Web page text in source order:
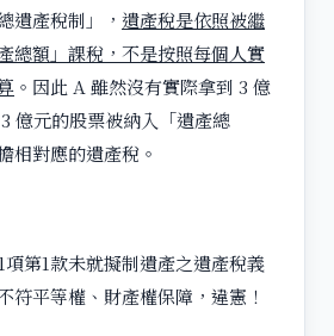
遺產稅制」， 遺產稅是依照被繼
總額」課稅，不是按照每個人實
。因此 A 雖然沒有實際拿到 3 億
億元的股票被納入「遺產總
相對應的遺產稅。
第1款未就擬制遺產之遺產稅義
符平等權、財產權保障，違憲！